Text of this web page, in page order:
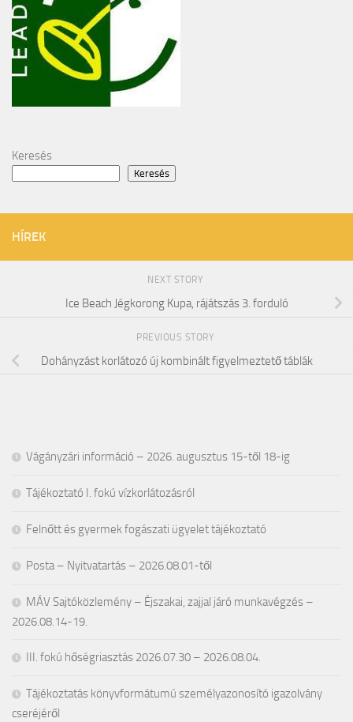
Keresés
Keresés
HÍREK
NEXT STORY
Ice Beach Jégkorong Kupa, rájátszás 3. forduló
PREVIOUS STORY
Dohányzást korlátozó új kombinált figyelmeztető táblák
Vágányzári információ – 2026. augusztus 15-től 18-ig
Tájékoztató I. fokú vízkorlátozásról
Felnőtt és gyermek fogászati ügyelet tájékoztató
Posta – Nyitvatartás – 2026.08.01-től
MÁV Sajtóközlemény – Éjszakai, zajjal járó munkavégzés –
2026.08.14-19.
III. fokú hőségriasztás 2026.07.30 – 2026.08.04.
Tájékoztatás könyvformátumú személyazonosító igazolvány
cseréjéről